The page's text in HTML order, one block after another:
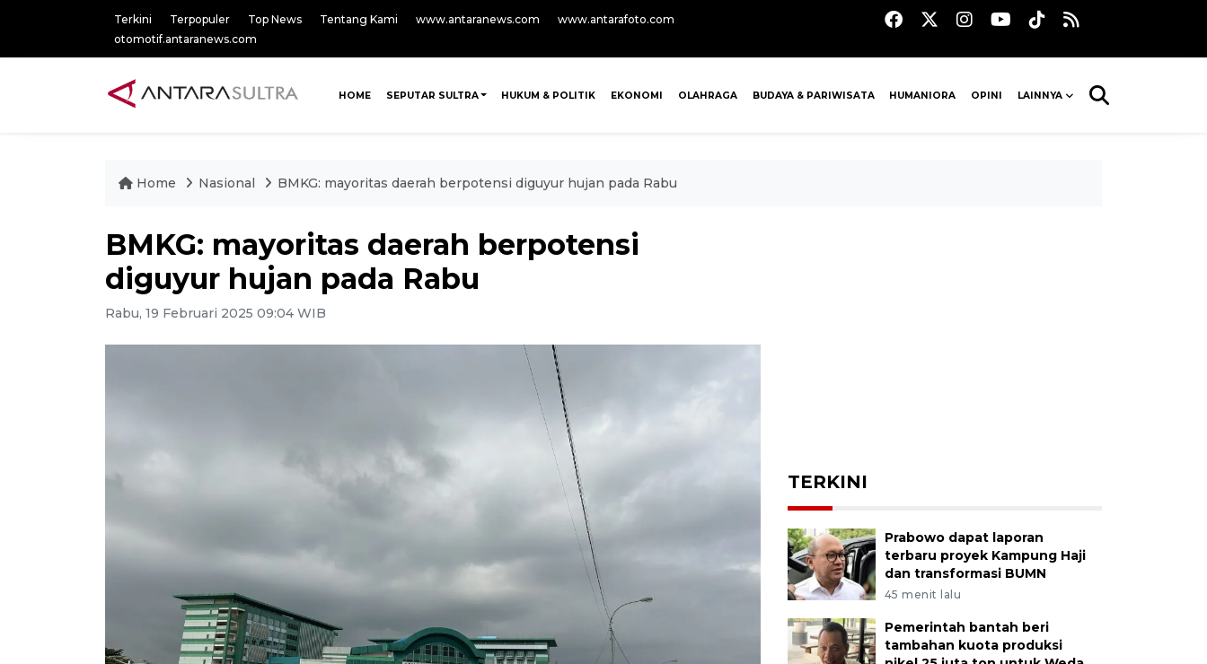
Terkini Terpopuler Top News Tentang Kami www.antaranews.com
www.antarafoto.com
otomotif.antaranews.com
HOME SEPUTAR SULTRA HUKUM & POLITIK EKONOMI OLAHRAGA BUDAYA & PARIWISATA HUMANIORA OPINI LAINNYA
Home Nasional BMKG: mayoritas daerah berpotensi diguyur hujan pada Rabu
BMKG: mayoritas daerah berpotensi
diguyur hujan pada Rabu
Rabu, 19 Februari 2025 09:04 WIB
TERKINI
Prabowo dapat laporan
terbaru proyek Kampung Haji
dan transformasi BUMN
45 menit lalu
Pemerintah bantah beri
tambahan kuota produksi